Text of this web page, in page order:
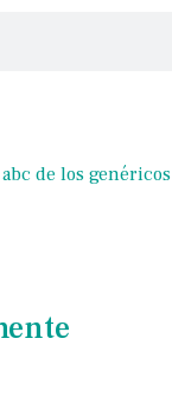
de los genéricos